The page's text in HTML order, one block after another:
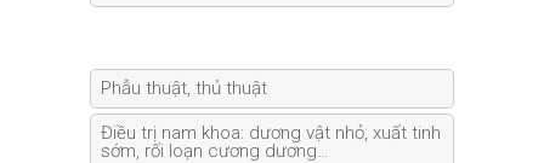
Phẫu thuật, thủ thuật
Điều trị nam khoa: dương vật nhỏ, xuất tinh
sớm, rối loạn cương dương…